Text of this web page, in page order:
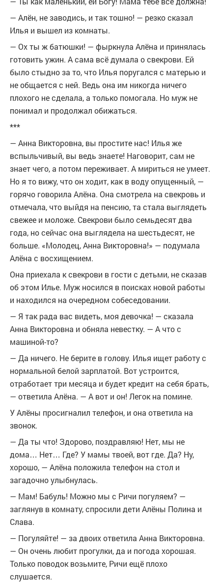
— Алён, не заводись, и так тошно! — резко сказал
Илья и вышел из комнаты.
— Ох ты ж батюшки! — фыркнула Алёна и принялась
готовить ужин. А сама всё думала о свекрови. Ей
было стыдно за то, что Илья поругался с матерью и
не общается с ней. Ведь она им никогда ничего
плохого не сделала, а только помогала. Но муж не
понимал и продолжал обижаться.
***
— Анна Викторовна, вы простите нас! Илья же
вспыльчивый, вы ведь знаете! Наговорит, сам не
знает чего, а потом переживает. А мириться не умеет.
Но я то вижу, что он ходит, как в воду опущенный, —
горячо говорила Алёна. Она смотрела на свекровь и
отмечала, что выйдя на пенсию, та стала выглядеть
свежее и моложе. Свекрови было семьдесят два
года, но сейчас она выглядела на шестьдесят, не
больше. «Молодец, Анна Викторовна!» — подумала
Алёна с восхищением.
Она приехала к свекрови в гости с детьми, не сказав
об этом Илье. Муж носился в поисках новой работы
и находился на очередном собеседовании.
— Я так рада вас видеть, моя девочка! — сказала
Анна Викторовна и обняла невестку. — А что с
машиной-то?
— Да ничего. Не берите в голову. Илья ищет работу с
нормальной белой зарплатой. Вот устроится,
отработает три месяца и будет кредит на себя брать,
— ответила Алёна. — А вот и он! Легок на помине.
У Алёны просигналил телефон, и она ответила на
звонок.
— Да ты что! Здорово, поздравляю! Нет, мы не
дома… Нет… Где? У мамы твоей, вот где. Да? Ну,
хорошо, — Алёна положила телефон на стол и
загадочно улыбнулась.
— Мам! Бабуль! Можно мы с Ричи погуляем? —
заглянув в комнату, спросили дети Алёны Полина и
Слава.
— Погуляйте! — за двоих ответила Анна Викторовна.
— Он очень любит прогулки, да и погода хорошая.
Только поводок возьмите, Ричи ещё плохо
слушается.